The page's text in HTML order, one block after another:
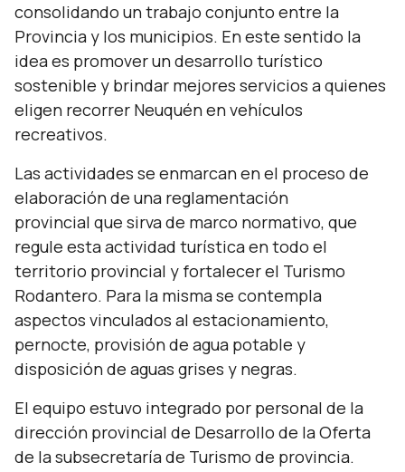
consolidando un trabajo conjunto entre la
Provincia y los municipios. En este sentido la
idea es promover un desarrollo turístico
sostenible y brindar mejores servicios a quienes
eligen recorrer Neuquén en vehículos
recreativos.
Las actividades se enmarcan en el proceso de
elaboración de una reglamentación
provincial que sirva de marco normativo, que
regule esta actividad turística en todo el
territorio provincial y fortalecer el Turismo
Rodantero. Para la misma se contempla
aspectos vinculados al estacionamiento,
pernocte, provisión de agua potable y
disposición de aguas grises y negras.
El equipo estuvo integrado por personal de la
dirección provincial de Desarrollo de la Oferta
de la subsecretaría de Turismo de provincia.